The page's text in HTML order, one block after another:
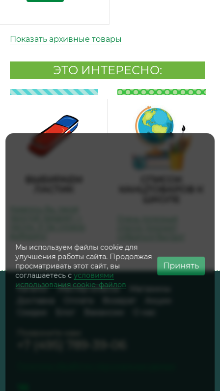
Показать архивные товары
ЭТО ИНТЕРЕСНО:
Каталог Мастер-классы
Мы используем файлы cookie для
улучшения работы сайта. Продолжая
просматривать этот сайт, вы
соглашаетесь сусловиями
использования cookie–файлов
Принять